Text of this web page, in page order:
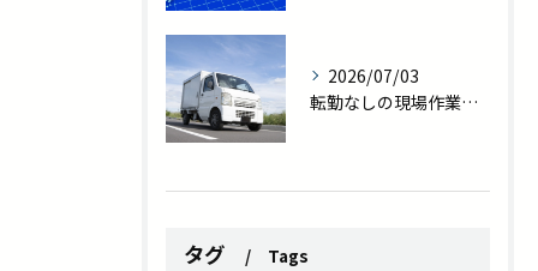
2026/07/03
転勤なしの現場作業員求人を探している方へ｜プライベート充実の新しい働き方
タグ Tags